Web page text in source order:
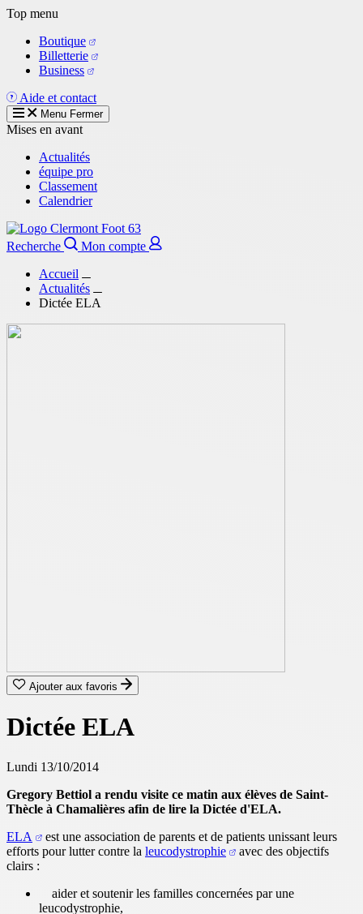
Aller
contenu
principal
Top menu
Boutique
Billetterie
Business
Aide et contact
Menu Fermer
Mises en avant
Actualités
équipe pro
Classement
Calendrier
Recherche
Mon compte
Accueil
Actualités
Dictée ELA
Ajouter aux favoris
Dictée ELA
Lundi 13/10/2014
Gregory Bettiol a rendu visite ce matin aux élèves de Saint-
Thècle à Chamalières afin de lire la Dictée d'ELA.
ELA
est une association de parents et de patients unissant leurs
efforts pour lutter contre la leucodystrophie
avec des objectifs
clairs :
aider et soutenir les familles concernées par une
leucodystrophie,